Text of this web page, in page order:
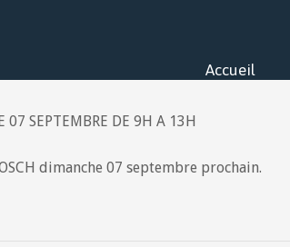
Accueil
dimanche 07 septembre prochain.